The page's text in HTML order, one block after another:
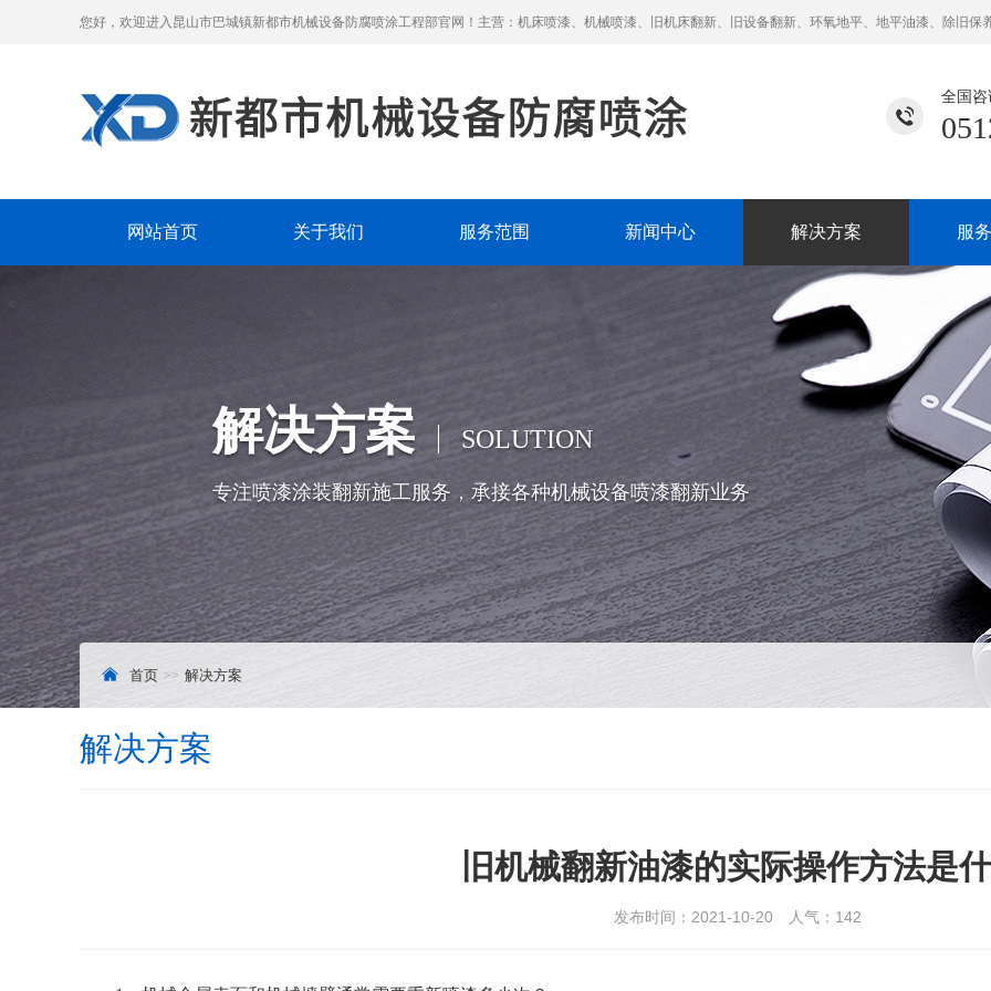
您好，欢迎进入昆山市巴城镇新都市机械设备防腐喷涂工程部官网！主营：机床喷漆、机械喷漆、旧机床翻新、旧设备翻新、环氧地平、地平油漆、除旧保
全国
网站首页 关于我们 服务范围 新闻中心 解决方案 服
解决方案 SOLUTION
专注喷漆涂装翻新施工服务，承接各种机械设备喷漆翻新业务
首页 解决方案
解决方案
旧机械翻新油漆的实际操作方法是
发布时间：2021-10-20 人气： 142